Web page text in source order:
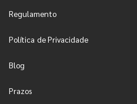
Regulamento
Política de Privacidade
Blog
Prazos